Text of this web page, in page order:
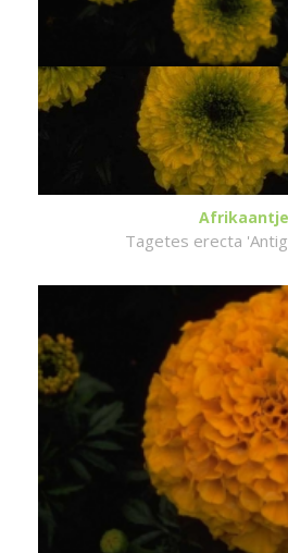
Afrikaantje
Tagetes erecta